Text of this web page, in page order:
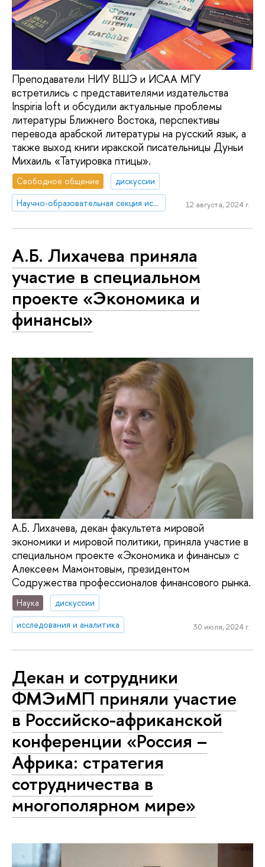
Преподаватели НИУ ВШЭ и ИСАА МГУ
встретились с представителями издательства
Inspiria loft и обсудили актуальные проблемы
литературы Ближнего Востока, перспективы
перевода арабской литературы на русский язык, а
также выход книги иракской писательницы Дуньи
Михаиль «Татуировка птицы».
Свободное общение
дискуссии
Научно-образовательная секция исследований Ближнего Востока и Северной Африки
12 августа, 2024 г.
А.Б. Лихачева приняла
участие в специальном
проекте «Экономика и
финансы»
А.Б. Лихачева, декан факультета мировой
экономики и мировой политики, приняла участие в
специальном проекте «Экономика и финансы» с
Алексеем Мамонтовым, президентом
Содружества профессионалов финансового рынка.
Наука
дискуссии
исследования и аналитика
30 июля, 2024 г.
Декан и сотрудники
ФМЭиМП приняли участие
в Российско-африканской
конференции «Россия –
Африка: стратегия
сотрудничества в
многополярном мире»